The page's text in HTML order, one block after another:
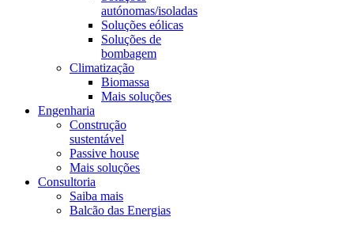
autónomas/isoladas
Soluções eólicas
Soluções de
bombagem
Climatização
Biomassa
Mais soluções
Engenharia
Construção
sustentável
Passive house
Mais soluções
Consultoria
Saiba mais
Balcão das Energias